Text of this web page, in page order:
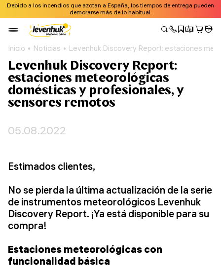
Debido a los incendios que azotan a España, los tiempos de entrega pueden
demorarse más de lo habitual.
Inicio Noticias Levenhuk Discovery Report: estaciones
Levenhuk Discovery Report:
estaciones meteorológicas
domésticas y profesionales, y
sensores remotos
05.08.2022
Estimados clientes,
No se pierda la última actualización de la serie
de instrumentos meteorológicos Levenhuk
Discovery Report. ¡Ya está disponible para su
compra!
Estaciones meteorológicas con
funcionalidad básica